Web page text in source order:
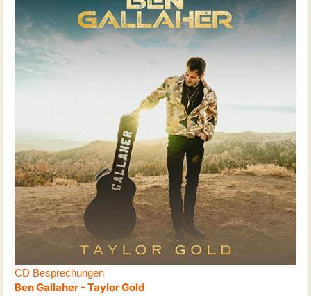
CD Besprechungen
Ben Gallaher - Taylor Gold